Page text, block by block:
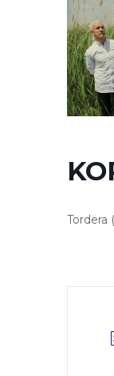
Tordera